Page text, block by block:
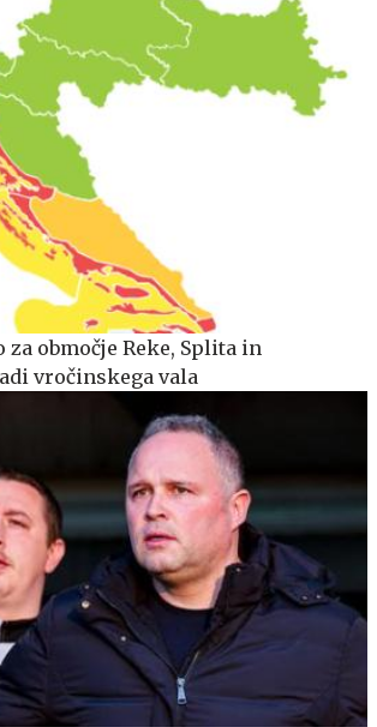
za območje Reke, Splita in
vročinskega vala